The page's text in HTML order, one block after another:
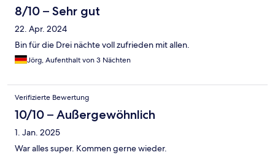
8/10 – Sehr gut
22. Apr. 2024
Bin für die Drei nächte voll zufrieden mit allen.
Jörg, Aufenthalt von 3 Nächten
Verifizierte Bewertung
10/10 – Außergewöhnlich
1. Jan. 2025
War alles super. Kommen gerne wieder.